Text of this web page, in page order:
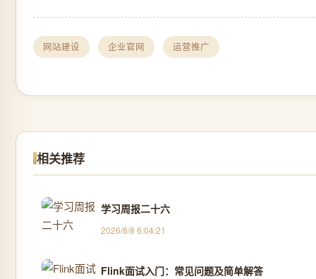
网站建设 企业官网 运营推广
相关推荐
学习周报二十六
2026/8/8 6:04:21
Flink面试入门：常见问题及简单解答